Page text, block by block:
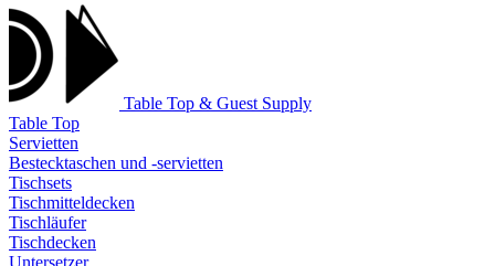
Table Top & Guest Supply
Table Top
Servietten
Bestecktaschen und -servietten
Tischsets
Tischmitteldecken
Tischläufer
Tischdecken